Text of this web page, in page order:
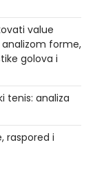
value
forme,
golova i
tenis: analiza
raspored i